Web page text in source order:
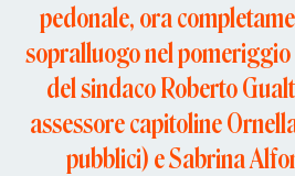
pedonale, ora
sopralluogo nel
del sindaco Roberto
assessore capitoline
pubblici) e Sabrina